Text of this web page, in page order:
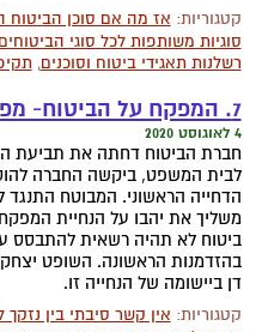
קטגוריות: אז מה אם סוכן הביטוח
סוגיות משותפות לכל סוגי
רשלנות תאגידי ביטוח וסוכנים,
7. המפקח על הביטוח- מפקח עם שיניים
4 לאוגוסט 2020
חברת הביטוח דחתה את תביעת
לבית המשפט, ביקשה החברה
הדחייה הראשוני. המבוטח
משליך את יהבו על הנחיית
ביטוח לא תהיה רשאית להתבסס
בהזדמנות הראשונה. השופט
דן ביישומה של הנחייה זו.
קטגוריות: אין קשר סיבתי בין